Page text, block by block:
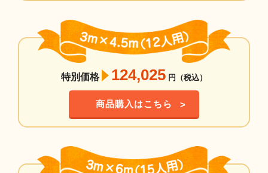
特別価格 124,025 円（税込）
商品購入はこちら